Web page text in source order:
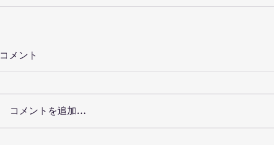
コメント
コメントを追加…